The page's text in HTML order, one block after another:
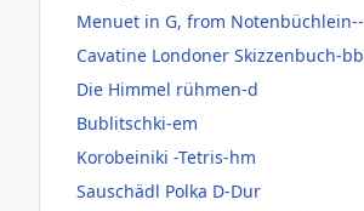
Menuet in G, from Notenbüchlein--
Cavatine Londoner Skizzenbuch-bb
Die Himmel rühmen-d
Bublitschki-em
Korobeiniki -Tetris-hm
Sauschädl Polka D-Dur